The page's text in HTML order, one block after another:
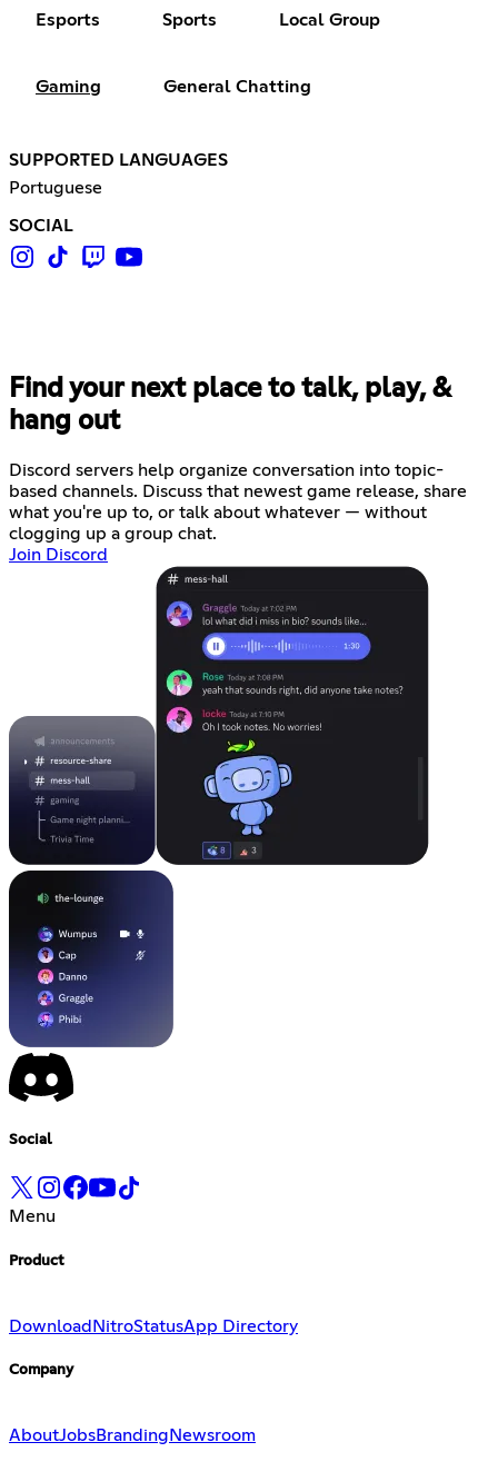
Esports Sports Local Group
Gaming General Chatting
SUPPORTED LANGUAGES
Portuguese
SOCIAL
Find your next place to talk, play, &
hang out
Discord servers help organize conversation into topic-
based channels. Discuss that newest game release, share
what you're up to, or talk about whatever — without
clogging up a group chat.
Join Discord
Social
Menu
Product
Download NitroStatusApp Directory
Company
AboutJobsBranding Newsroom